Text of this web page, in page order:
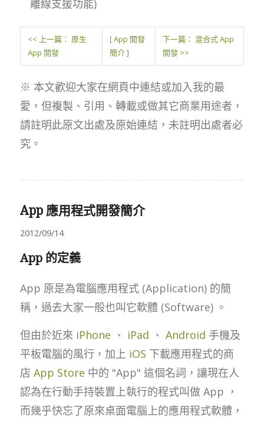
離線支援功能)
<< 上一篇： 原生
App 開發
[ App 開發
簡介 ]
下一篇： 混合式 App
開發 >>
※ 本文歡迎大家在網頁中連結或加入我的最
愛，但複製、引用、轉載或做其它商業用途者，
請註明此原文出處及原始連結，未註明出處者必
究。
App 應用程式開發簡介
2012/09/14
App 的定義
App 原是為電腦應用程式 (Application) 的簡
稱，過去大家一般也叫它軟體 (Software) 。
但由於近來 iPhone 、 iPad 、 Android 手機及
平板電腦的風行，加上 iOS 下載應用程式的商
店 App Store 中的 "App" 這個名詞，讓現在人
認為在行動手持裝置上執行的程式叫做 App ，
而幾乎快忘了原來桌面電腦上的應用程式軟體，